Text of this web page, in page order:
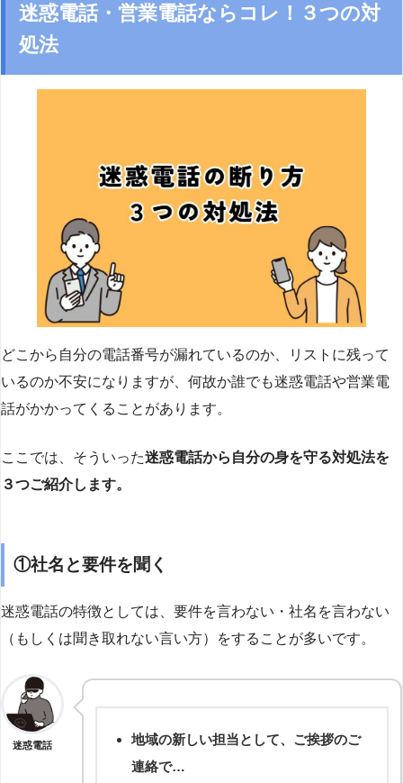
迷惑電話・営業電話ならコレ！３つの対
処法
どこから自分の電話番号が漏れているのか、リストに残って
いるのか不安になりますが、何故か誰でも迷惑電話や営業電
話がかかってくることがあります。
ここでは、そういった迷惑電話から自分の身を守る対処法を
３つご紹介します。
①社名と要件を聞く
迷惑電話の特徴としては、要件を言わない・社名を言わない
（もしくは聞き取れない言い方）をすることが多いです。
迷惑電話
地域の新しい担当として、ご挨拶のご
連絡で…